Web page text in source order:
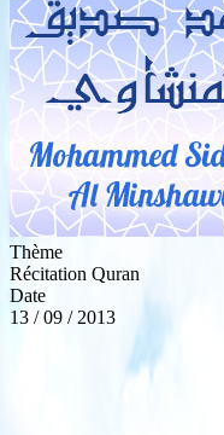
Thème
Récitation Quran
Date
13 / 09 / 2013